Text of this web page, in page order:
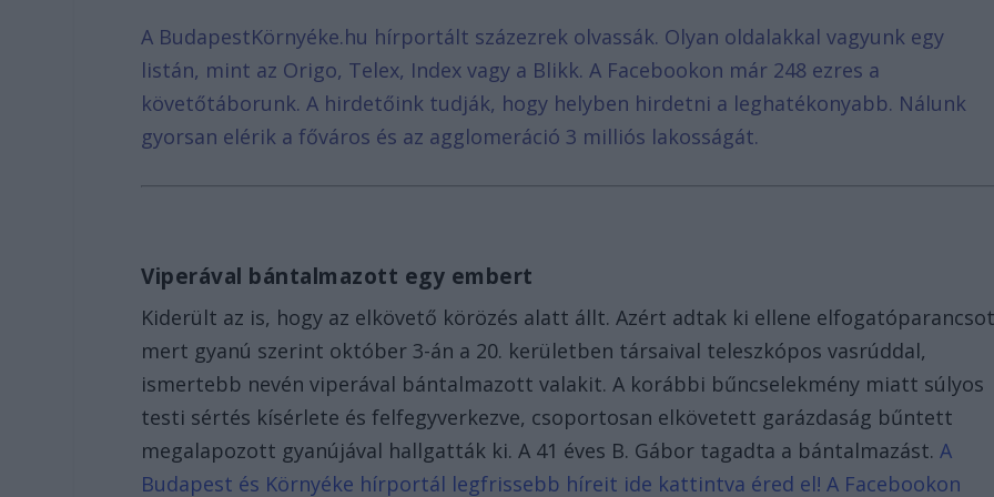
A BudapestKörnyéke.hu hírportált százezrek olvassák. Olyan oldalakkal vagyunk egy
listán, mint az Origo, Telex, Index vagy a Blikk. A Facebookon már 248 ezres a
követőtáborunk. A hirdetőink tudják, hogy helyben hirdetni a leghatékonyabb. Nálunk
gyorsan elérik a főváros és az agglomeráció 3 milliós lakosságát.
Viperával bántalmazott egy embert
Kiderült az is, hogy az elkövető körözés alatt állt. Azért adtak ki ellene
mert gyanú szerint október 3-án a 20. kerületben társaival teleszkópos vasrúddal,
ismertebb nevén viperával bántalmazott valakit. A korábbi bűncselekmény miatt súlyos
testi sértés kísérlete és felfegyverkezve, csoportosan elkövetett garázdaság bűntett
megalapozott gyanújával hallgatták ki. A 41 éves B. Gábor tagadta a bántalmazást.A
Budapest és Környéke hírportál legfrissebb híreit ide kattintva éred el! A Facebookon